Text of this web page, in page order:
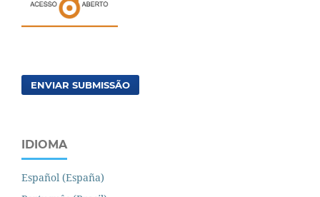
ENVIAR SUBMISSÃO
IDIOMA
Español (España)